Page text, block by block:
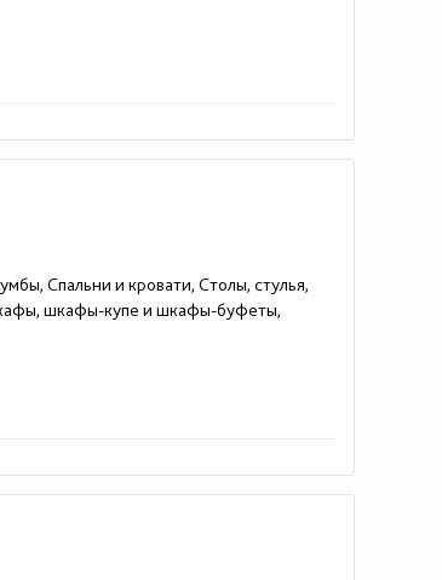
Спальни и кровати, Столы, стулья,
шкафы-купе и шкафы-буфеты,